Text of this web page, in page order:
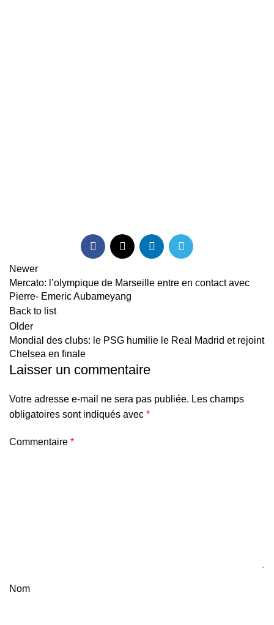
Newer
Mercato: l’olympique de Marseille entre en contact avec
Pierre- Emeric Aubameyang
Back to list
Older
Mondial des clubs: le PSG humilie le Real Madrid et rejoint
Chelsea en finale
Laisser un commentaire
Votre adresse e-mail ne sera pas publiée. Les champs
obligatoires sont indiqués avec *
Commentaire *
Nom